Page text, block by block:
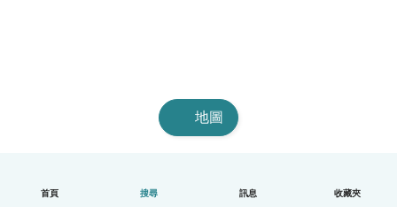
首頁 搜尋 訊息 收藏夾
地圖